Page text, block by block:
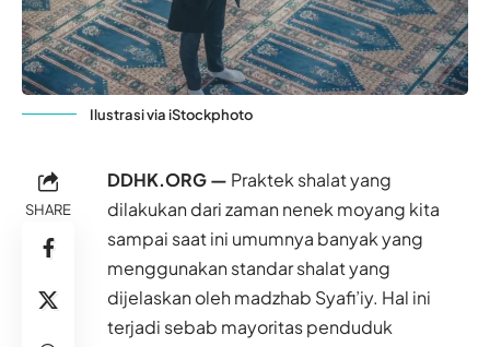
Ilustrasi via iStockphoto
SHARE
DDHK.ORG — Praktek shalat yang
dilakukan dari zaman nenek moyang kita
sampai saat ini umumnya banyak yang
menggunakan standar shalat yang
dijelaskan oleh madzhab Syafi’iy. Hal ini
terjadi sebab mayoritas penduduk